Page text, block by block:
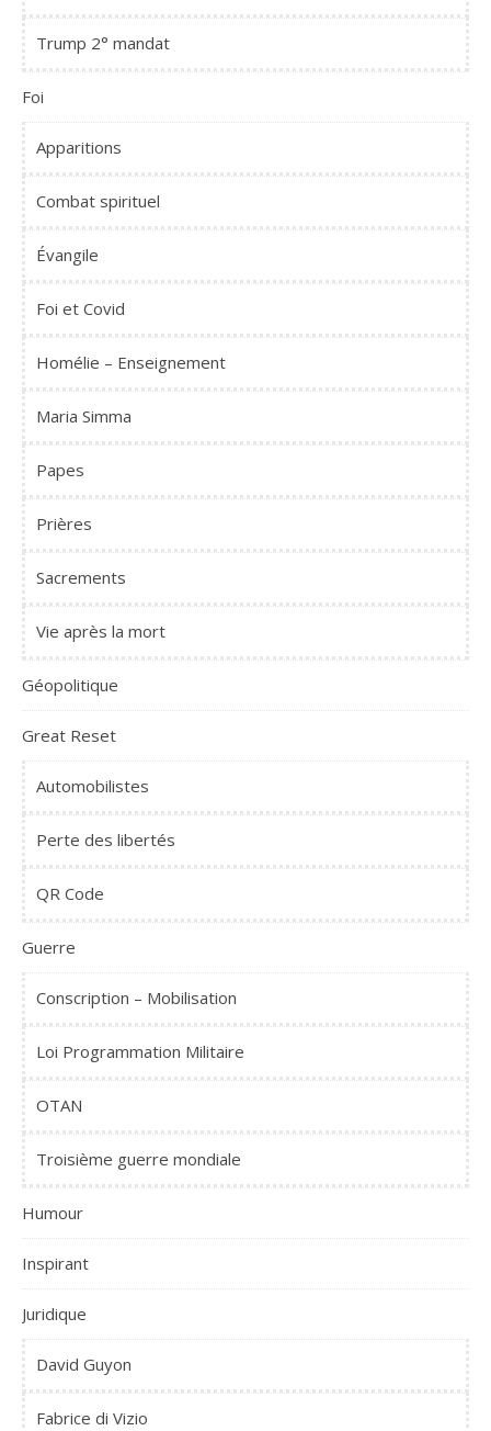
Trump 2° mandat
Foi
Apparitions
Combat spirituel
Évangile
Foi et Covid
Homélie – Enseignement
Maria Simma
Papes
Prières
Sacrements
Vie après la mort
Géopolitique
Great Reset
Automobilistes
Perte des libertés
QR Code
Guerre
Conscription – Mobilisation
Loi Programmation Militaire
OTAN
Troisième guerre mondiale
Humour
Inspirant
Juridique
David Guyon
Fabrice di Vizio